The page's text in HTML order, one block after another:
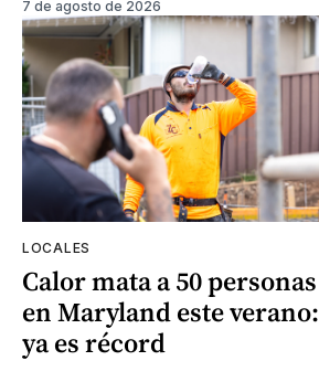
7 de agosto de 2026
LOCALES
Calor mata a 50 personas
en Maryland este verano:
ya es récord